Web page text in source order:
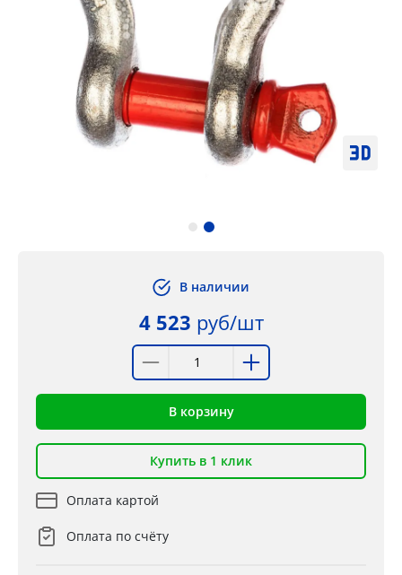
В наличии
4 523 руб/шт
В корзину
Купить в 1 клик
Оплата картой
Оплата по счёту